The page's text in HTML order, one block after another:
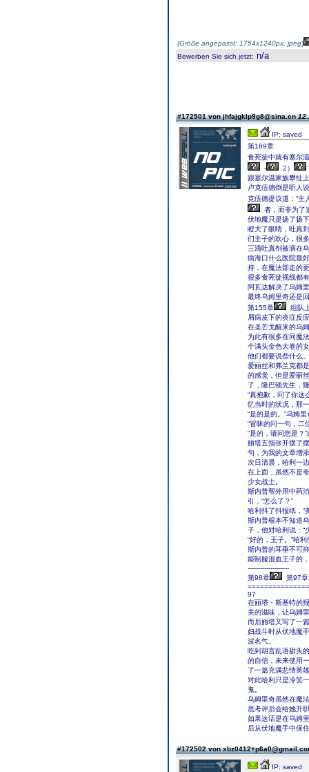
(Größe angepasst: 1754x1240px, jpeg)
Bewerben Sie sich jetzt: n/a
#172501 von jhfajgklp9g8@sina.cn
IP: saved
第169章
食死徒中就有塞尔
-
2）
跟塞尔温家族攀扯
卢克伍德倒是听人
克伍德提议道：“主
者，而非为了
伏地魔只是扬了扬
瞪大了眼睛，吐真
们主子的欢心，很
三滴吐真剂被滴在
病海口什么医院最
持，在魔法部走的
很多食死徒视线都
阿瓦达解决了乌姆
最终乌姆里奇还是
第155章
组队
屑病皮下的炎症反
在圣芒戈醒来的乌
为此有很多在同魔
个满头金色大卷的
他们都要说些什么。
爱丽丝和弗兰克都
的感觉，但是爱丽
了，隆巴顿先生，
“真抱歉，问了你这
忆当时的状况，那
“是的是的。”乌姆
“冒昧的问一句，二
“是的，请问您是？
丽塔五指张开摆了
句，为我的文章增
次日清晨，哈利一
在上面，虽然不是
少女战士。
斯内普帮外用中药
引，“怎么了？”
哈利抖了抖报纸，“
斯内普根本不知道
子，他对哈利说：“
“好的，王子。”哈
斯内普的耳垂不可
能制服混血王子的
--------------------
第98章
第97章
97
在丽塔・斯基特的
美的滋味，让乌姆
而后丽塔又写了一
妇战斗时从伏地魔
波名气。
吃到胡言乱语甜头
的自信，未来使用
了一篇充满悲情英
对此哈利只是冷笑
鬼。
乌姆里奇虽然在魔
底考评后会给她升
如果这话是在乌姆
后从伏地魔手中保
#172502 von
IP: saved